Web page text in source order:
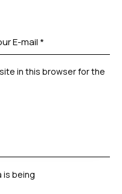
in this browser for the
is being